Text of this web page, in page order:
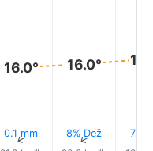
16.0°
0.1 mm
↑
16.0°
8% Dež
↑ 7%